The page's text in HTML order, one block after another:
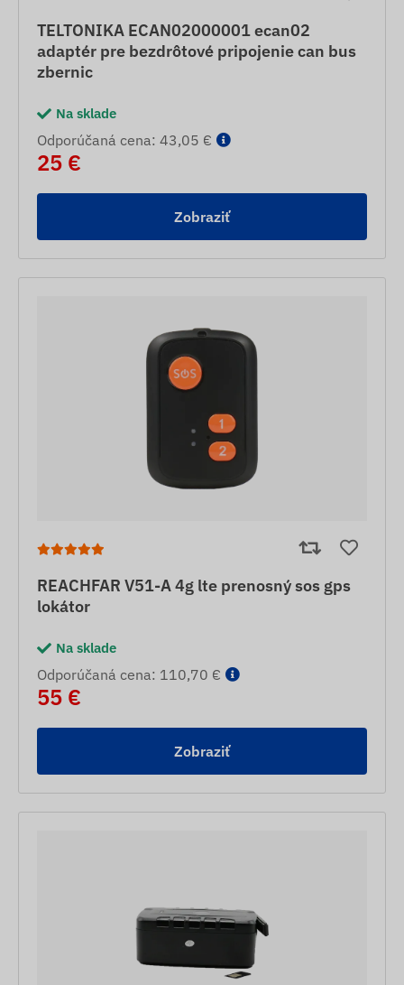
TELTONIKA ECAN02000001 ecan02
adaptér pre bezdrôtové pripojenie can bus
zbernic
Na sklade
Odporúčaná cena: 43,05 €
25 €
Zobraziť
REACHFAR V51-A 4g lte prenosný sos gps
lokátor
Na sklade
Odporúčaná cena: 110,70 €
55 €
Zobraziť